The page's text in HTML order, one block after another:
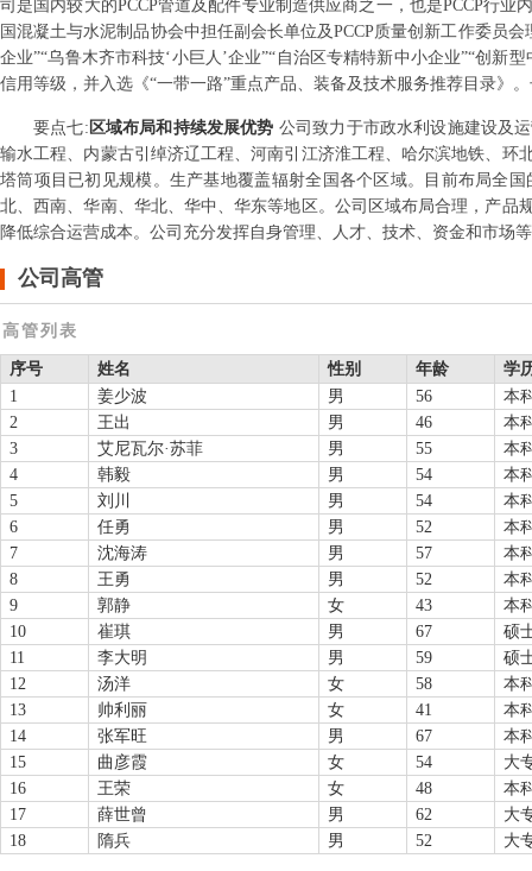
司是国内较大的PCCP管道及配件专业制造供应商之一，也是PCCP行
国混凝土与水泥制品协会中担任副会长单位及PCCP质量创新工作委员
企业”“乌鲁木齐市科技‘小巨人’企业”“自治区专精特新中小企业”“创
信用等级，并入选《“一带一路”重点产品、装备及技术服务推荐目录》
要点七: 区域布局和持续发展优势 公司致力于市政水利设施建设及
输水工程、内蒙古引绰济辽工程、河南引江济淮工程、哈尔滨地铁、
塔筒项目已初见规模。生产基地覆盖辐射全国各个区域。目前布局全
北、西南、华南、华北、华中、华东等地区。公司区域布局合理，产
降低综合运营成本。公司充分发挥自身管理、人才、技术、资金和市场
公司高管
高管列表
序号 姓名 性别 年龄
学
1
姜少波 男 56
本
2
王出 男 46
本
3
艾尼瓦尔·苏菲 男 55
本
4
韩毅 男 54
本
5
刘川 男 54
本
6
任勇 男 52
本
7
沈海涛 男 57
本
8
王勇 男 52
本
9
郭静 女 43
本
10
崔琪 男 67
硕
11
李大明 男 59
硕
12
汤洋 女 58
本
13
帅利丽 女 41
本
14
张军旺 男 67
本
15
曲彦霞 女 54
大
16
王荣 女 48
本
17
薛世曾 男 62
大
18
隋兵 男 52 大